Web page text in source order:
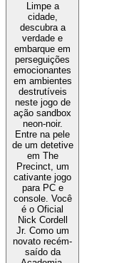
Limpe a
cidade,
descubra a
verdade e
embarque em
perseguições
emocionantes
em ambientes
destrutíveis
neste jogo de
ação sandbox
neon-noir.
Entre na pele
de um detetive
em The
Precinct, um
cativante jogo
para PC e
console. Você
é o Oficial
Nick Cordell
Jr. Como um
novato recém-
saído da